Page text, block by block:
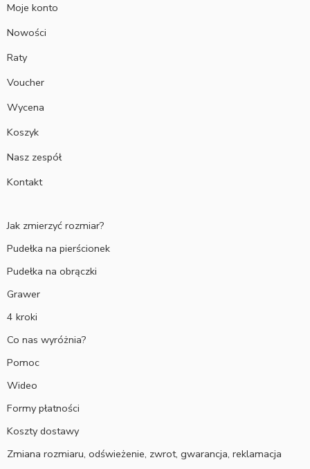
Moje konto
Nowości
Raty
Voucher
Wycena
Koszyk
Nasz zespół
Kontakt
Jak zmierzyć rozmiar?
Pudełka na pierścionek
Pudełka na obrączki
Grawer
4 kroki
Co nas wyróżnia?
Pomoc
Wideo
Formy płatności
Koszty dostawy
Zmiana rozmiaru, odświeżenie, zwrot, gwarancja, reklamacja